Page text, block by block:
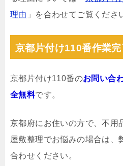
理由 」を合わせてご覧くださ
京都片付け110番作業
京都片付け110番のお問い合
全無料です。
京都府にお住いの方で、不用
屋敷整理でお悩みの場合は、
合わせください。